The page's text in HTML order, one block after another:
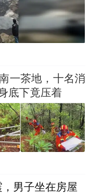
一茶地，十名消
底下竟压着
男子坐在房屋